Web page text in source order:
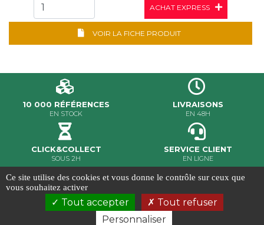
ACHAT EXPRESS
VOIR LA FICHE PRODUIT
10 000 RÉFÉRENCES
EN STOCK
LIVRAISONS
EN 48H
CLICK&COLLECT
SOUS 2H
SERVICE CLIENT
EN LIGNE
MILER ©2020 - Tous droits réservés
Conditions Générales de Vente-Gestion des cookies
Crédits et mentions légales
Conception & réalisation
Ab6net
Ce site utilise des cookies et vous donne le contrôle sur ceux que
vous souhaitez activer
Tout accepter
Tout refuser
Personnaliser